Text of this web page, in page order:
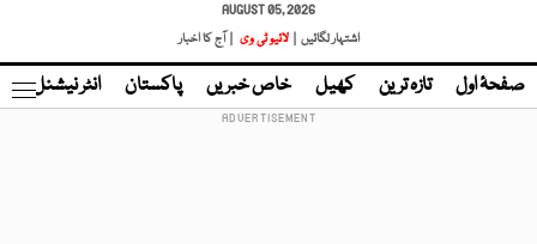
AUGUST 05, 2026
اشتہار لگائیں |
لائیو ٹی وی | آج کا اخبار
صفحۂ اول تازہ ترین کھیل خاص خبریں پاکستان انٹر نیشنل